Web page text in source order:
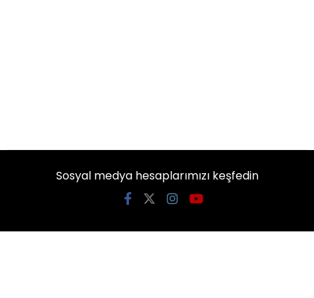
Sosyal medya hesaplarımızı keşfedin